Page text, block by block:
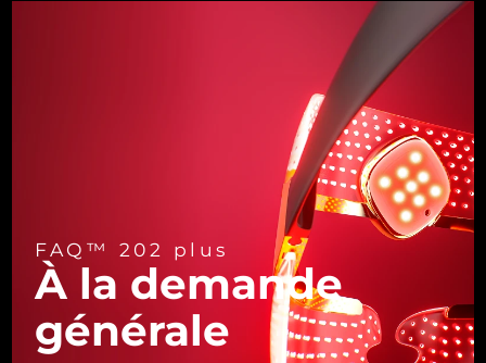
FAQ™ 202 plus
À la demande
générale
08/08/2026
Livraison estimée 09/08/2026
Livraison estimée13/08/2026
Livraison estimée14/08/2026